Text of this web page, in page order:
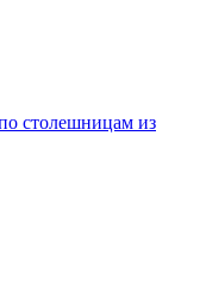
столешницам из